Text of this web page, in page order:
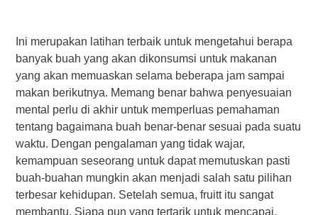
Ini merupakan latihan terbaik untuk mengetahui berapa
banyak buah yang akan dikonsumsi untuk makanan
yang akan memuaskan selama beberapa jam sampai
makan berikutnya. Memang benar bahwa penyesuaian
mental perlu di akhir untuk memperluas pemahaman
tentang bagaimana buah benar-benar sesuai pada suatu
waktu. Dengan pengalaman yang tidak wajar,
kemampuan seseorang untuk dapat memutuskan pasti
buah-buahan mungkin akan menjadi salah satu pilihan
terbesar kehidupan. Setelah semua, fruitt itu sangat
membantu. Siapa pun yang tertarik untuk mencapai,